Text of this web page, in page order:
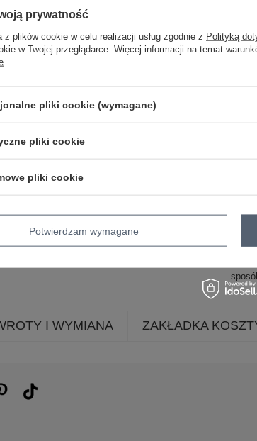
fason
cechy
I WYMIANA ZAKŁADKA
prywatność
z plików cookie w celu realizacji usług zgodnie z Polityką
w Twojej przeglądarce. Więcej informacji na temat
pliki cookie (wymagane)
pliki cookie
pliki cookie
Potwierdzam wymagane